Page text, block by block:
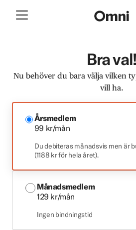
Bra val!
Nu behöver du bara välja vilken
vill ha.
Årsmedlem
99 kr/mån
Du debiteras månadsvis men är
(1188 kr för hela året).
Månadsmedlem
129 kr/mån
Ingen bindningstid